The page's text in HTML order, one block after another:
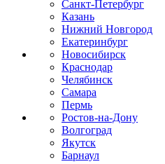
Санкт-Петербург
Казань
Нижний Новгород
Екатеринбург
Новосибирск
Краснодар
Челябинск
Самара
Пермь
Ростов-на-Дону
Волгоград
Якутск
Барнаул